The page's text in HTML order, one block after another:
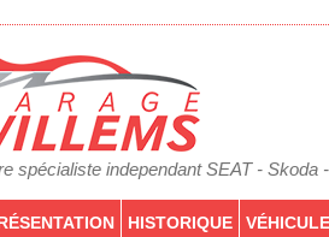
spécialiste independant SEAT - Skoda
HISTORIQUE